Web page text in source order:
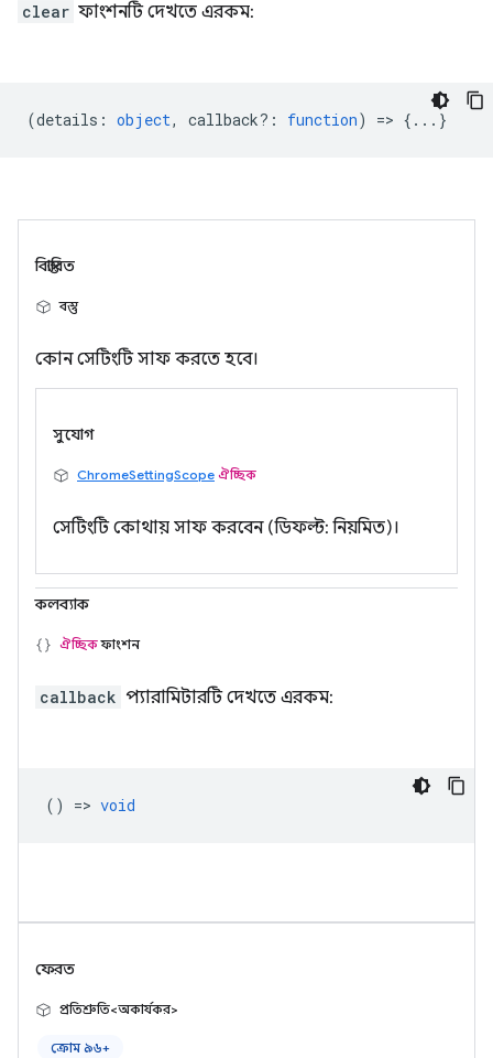
clear ফাংশনটি দেখতে এরকম:
(details : object, callback? : function) => {...}
বিস্তারিত
বস্তু
কোন সেটিংটি সাফ করতে হবে।
সুযোগ
ChromeSettingScope ঐচ্ছিক
সেটিংটি কোথায় সাফ করবেন (ডিফল্ট: নিয়মিত)।
কলব্যাক
ঐচ্ছিকফাংশন
callback প্যারামিটারটি দেখতে এরকম:
() => void
ফেরত
প্রতিশ্রুতি<অকার্যকর>
ক্রোম ৯৬+